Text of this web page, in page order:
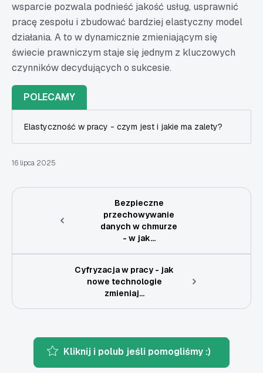
wsparcie pozwala podnieść jakość usług, usprawnić
pracę zespołu i zbudować bardziej elastyczny model
działania. A to w dynamicznie zmieniającym się
świecie prawniczym staje się jednym z kluczowych
czynników decydujących o sukcesie.
POLECAMY
Elastyczność w pracy - czym jest i jakie ma zalety?
16 lipca 2025
Bezpieczne
przechowywanie
danych w chmurze
- w jak...
Cyfryzacja w pracy - jak
nowe technologie
zmieniaj...
Kliknij i polub jeśli pomogliśmy :)